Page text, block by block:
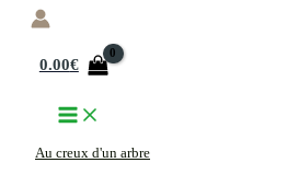
Aller
0.00€
Au creux d'un arbre